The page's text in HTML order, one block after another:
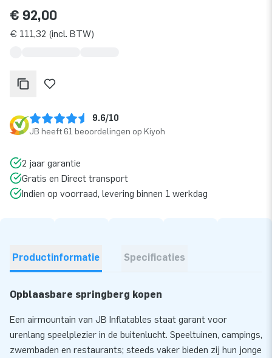
€ 92,00
€ 111,32 (incl. BTW)
9.6/10
JB heeft 61 beoordelingen op Kiyoh
2 jaar garantie
Gratis en Direct transport
Indien op voorraad, levering binnen 1 werkdag
Productinformatie Specificaties
Opblaasbare springberg kopen
Een airmountain van JB Inflatables staat garant voor
urenlang speelplezier in de buitenlucht. Speeltuinen, campings,
zwembaden en restaurants; steeds vaker bieden zij hun jonge